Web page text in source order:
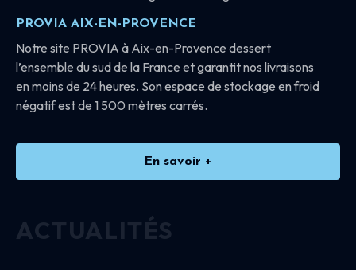
PROVIA AIX-EN-PROVENCE
Notre site PROVIA à Aix-en-Provence dessert
l’ensemble du sud de la France et garantit nos livraisons
en moins de 24 heures. Son espace de stockage en froid
négatif est de 1 500 mètres carrés.
En savoir +
ACTUALITÉS